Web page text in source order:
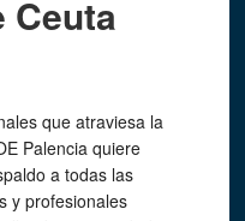
Ceuta
que atraviesa la
Palencia quiere
a todas las
y profesionales